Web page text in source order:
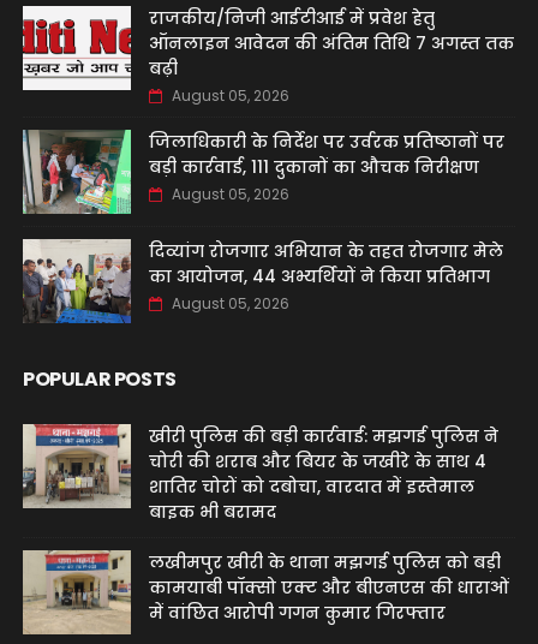
राजकीय/निजी आईटीआई में प्रवेश हेतु
ऑनलाइन आवेदन की अंतिम तिथि 7 अगस्त तक
बढ़ी
August 05, 2026
जिलाधिकारी के निर्देश पर उर्वरक प्रतिष्ठानों पर
बड़ी कार्रवाई, 111 दुकानों का औचक निरीक्षण
August 05, 2026
दिव्यांग रोजगार अभियान के तहत रोजगार मेले
का आयोजन, 44 अभ्यर्थियों ने किया प्रतिभाग
August 05, 2026
POPULAR POSTS
खीरी पुलिस की बड़ी कार्रवाई: मझगई पुलिस ने
चोरी की शराब और बियर के जखीरे के साथ 4
शातिर चोरों को दबोचा, वारदात में इस्तेमाल
बाइक भी बरामद
लखीमपुर खीरी के थाना मझगई पुलिस को बड़ी
कामयाबी पॉक्सो एक्ट और बीएनएस की धाराओं
में वांछित आरोपी गगन कुमार गिरफ्तार